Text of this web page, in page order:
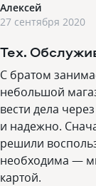
Алексей
27 сентября 2020
Тех.
С братом
небольшой
вести дела
и надежно.
решили
необходима —
картой.